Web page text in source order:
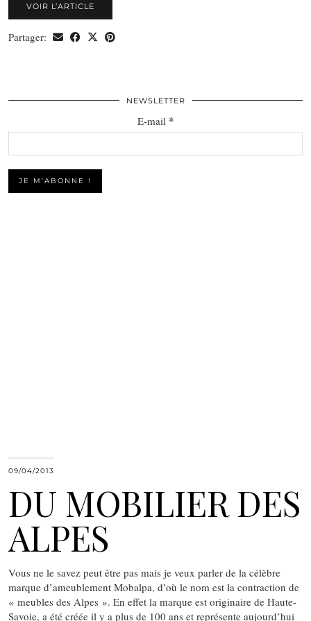
VOIR L’ARTICLE
Partager:
NEWSLETTER
E-mail *
09/04/2013
DU MOBILIER DES
ALPES
Vous ne le savez peut être pas mais je veux parler de la célèbre
marque d’ameublement Mobalpa, d’où le nom est la contraction de
« meubles des Alpes ». En effet la marque est originaire de Haute-
Savoie, a été créée il y a plus de 100 ans et représente aujourd’hui